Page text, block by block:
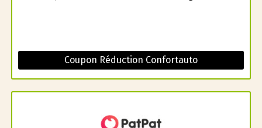
Coupon Réduction Confortauto